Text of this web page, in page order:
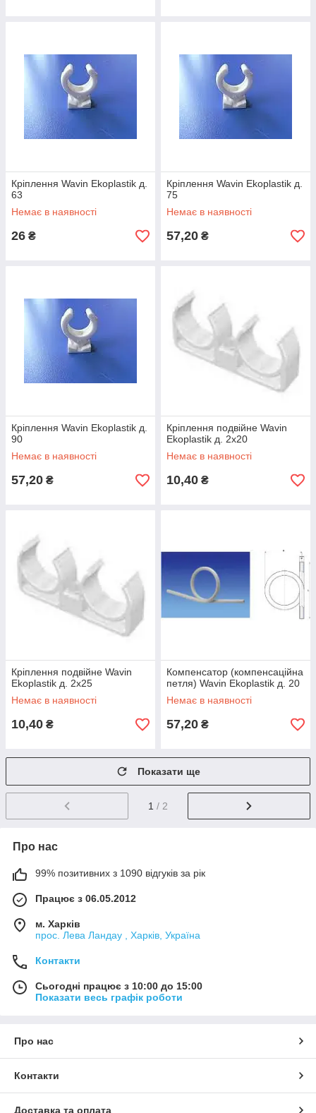
Кріплення Wavin Ekoplastik д.
63
Немає в наявності
26 ₴
Кріплення Wavin Ekoplastik д.
75
Немає в наявності
57,20 ₴
Кріплення Wavin Ekoplastik д.
90
Немає в наявності
57,20 ₴
Кріплення подвійне Wavin
Ekoplastik д. 2х20
Немає в наявності
10,40 ₴
Кріплення подвійне Wavin
Ekoplastik д. 2х25
Немає в наявності
10,40 ₴
Компенсатор (компенсаційна
петля) Wavin Ekoplastik д. 20
Немає в наявності
57,20 ₴
Показати ще
1 / 2
Про нас
99% позитивних з 1090 відгуків за рік
Працює з 06.05.2012
м. Харків
прос. Лева Ландау , Харків, Україна
Контакти
Сьогодні працює з 10:00 до 15:00
Показати весь графік роботи
Про нас
Контакти
Доставка та оплата